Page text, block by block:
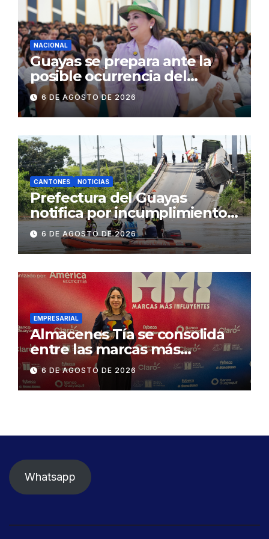
concurrencia
NACIONAL
Guayas se prepara ante la
posible ocurrencia del
fenómeno de El Niño:
Gobierno Nacional capacita a
2.500 jóvenes
6 DE AGOSTO DE 2026
CANTONES NOTICIAS
Prefectura del Guayas
notifica por incumplimiento
contractual a la
Concesionaria CONORTE y
exige celeridad en
desmontaje del puente
Gonzalo Icaza Cornejo, en
Daule
6 DE AGOSTO DE 2026
EMPRESARIAL
Almacenes Tía se consolida
entre las marcas más
influyentes del Ecuador
6 DE AGOSTO DE 2026
Whatsapp